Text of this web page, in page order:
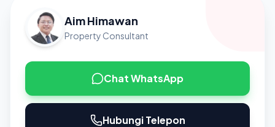
Aim Himawan
Property Consultant
Chat WhatsApp
Hubungi Telepon